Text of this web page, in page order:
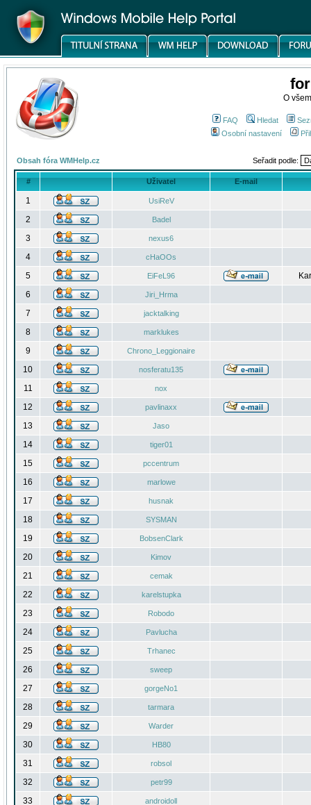
O
FAQ Hledat
Osobní nastavení
Obsah fóra WMHelp.cz Seřadit podle:
# Uživatel E-mail
1 UsiReV
2 Badel
3 nexus6
4 cHaOOs
5 EiFeL96
6
Jiri_Hrma
7 jacktalking
8 marklukes
9 Chrono_Leggionaire
10 nosferatu135
11 nox
12 pavlinaxx
13 Jaso
14 tiger01
15 pccentrum
16 marlowe
17 husnak
18 SYSMAN
19 BobsenClark
20 Kimov
21 cemak
22 karelstupka
23 Robodo
24 Pavlucha
25 Trhanec
26 sweep
27 gorgeNo1
28 tarmara
29 Warder
30 HB80
31 robsol
32 petr99
33 androidoll